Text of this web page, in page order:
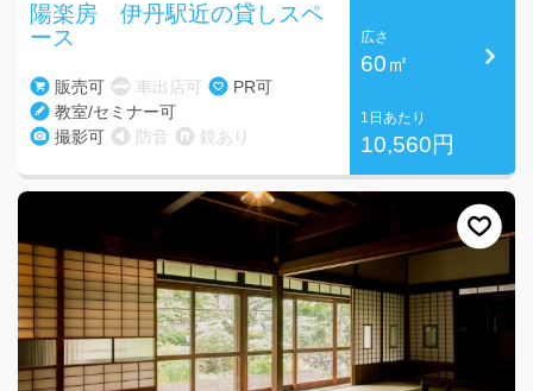
陽楽房 伊丹駅近の貸しスペ
ース
販売可 車出店可
PR可
教室/セミナー可
撮影可
防音 鏡あり
広さ
60㎡
1日あたり
10,560円